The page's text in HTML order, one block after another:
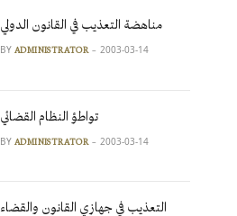
مناهضة التعذيب في القانون الدولي
BY ADMINISTRATOR 2003-03-14
تواطؤ النظام القضائي
BY ADMINISTRATOR 2003-03-14
التعذيب في جهازي القانون والقضاء